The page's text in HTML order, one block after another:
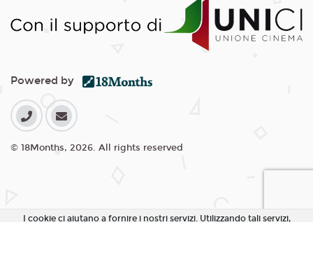
Powered by
© 18Months, 2026. All rights reserved
I cookie ci aiutano a fornire i nostri servizi. Utilizzando tali servizi,